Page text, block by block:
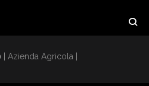
| Azienda Agricola |